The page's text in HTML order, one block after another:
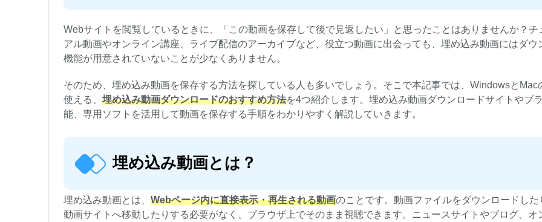
Webサイトを閲覧しているときに、「この動画を保存して後で見返したい」と思ったことはありませんか？チ
アル動画やオンライン講座、ライブ配信のアーカイブなど、役立つ動画に出会っても、埋め込み動画にはダウ
機能が用意されていないことが少なくありません。
そのため、埋め込み動画を保存する方法を探している人も多いでしょう。そこで本記事では、WindowsとMac
使える、 埋め込み動画ダウンロードのおすすめ方法を4つ紹介します。埋め込み動画ダウンロードサイトやブ
能、専用ソフトを活用して動画を保存する手順をわかりやすく解説していきます。
埋め込み動画とは？
埋め込み動画とは、 Webページ内に直接表示・再生される動画のことです。動画ファイルをダウンロードした
動画サイトへ移動したりする必要がなく、ブラウザ上でそのまま視聴できます。ニュースサイトやブログ、オ